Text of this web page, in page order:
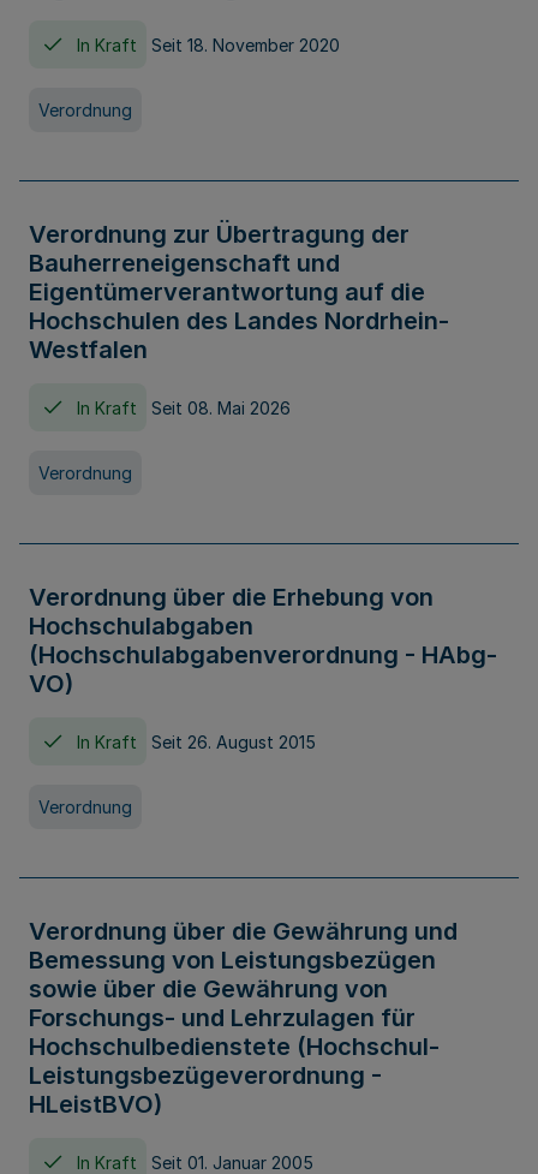
In Kraft Seit 18. November 2020
Verordnung
Verordnung zur Übertragung der
Bauherreneigenschaft und
Eigentümerverantwortung auf die
Hochschulen des Landes Nordrhein-
Westfalen
In Kraft Seit 08. Mai 2026
Verordnung
Verordnung über die Erhebung von
Hochschulabgaben
(Hochschulabgabenverordnung - HAbg-
VO)
In Kraft Seit 26. August 2015
Verordnung
Verordnung über die Gewährung und
Bemessung von Leistungsbezügen
sowie über die Gewährung von
Forschungs- und Lehrzulagen für
Hochschulbedienstete (Hochschul-
Leistungsbezügeverordnung -
HLeistBVO)
In Kraft Seit 01. Januar 2005